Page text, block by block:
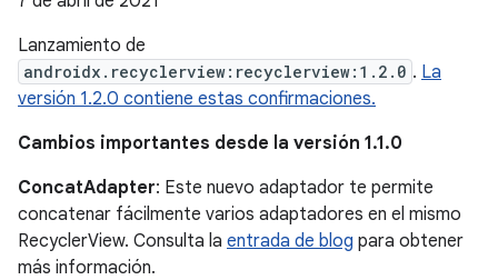
Lanzamiento de
androidx.recyclerview:recyclerview:1.2.0 . La
versión 1.2.0 contiene estas confirmaciones.
Cambios importantes desde la versión 1.1.0
ConcatAdapter: Este nuevo adaptador te permite
concatenar fácilmente varios adaptadores en el mismo
RecyclerView. Consulta la entrada de blog para obtener
más información.